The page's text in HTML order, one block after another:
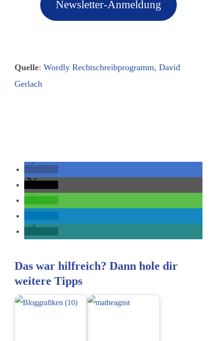
Newsletter-Anmeldung
Quelle: Wordly Rechtschreibprogramm, David
Gerlach
Das war hilfreich? Dann hole dir
weitere Tipps